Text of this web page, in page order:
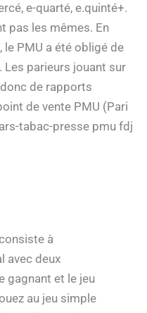
e-quarté, e.quinté+.
pas les mêmes. En
PMU a été obligé de
Les parieurs jouant sur
de rapports
de vente PMU (Pari
tabac-presse pmu fdj
à
avec deux
gagnant et le jeu
au jeu simple